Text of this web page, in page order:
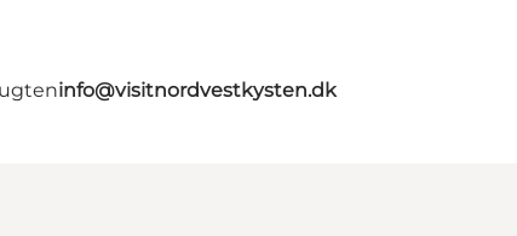
info@visitnordvestkysten.dk